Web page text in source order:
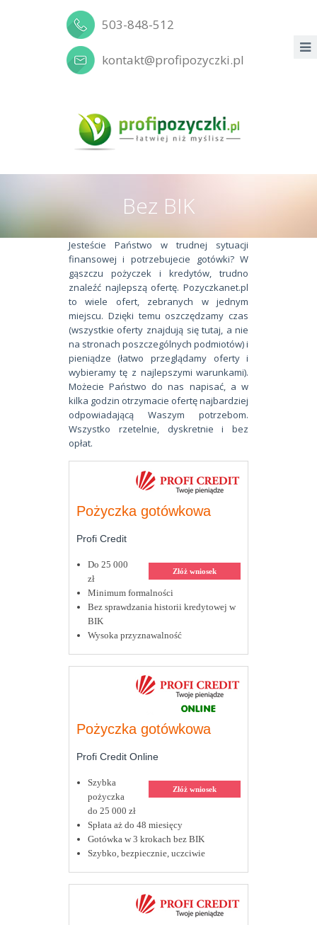
503-848-512
kontakt@profipozyczki.pl
Bez BIK
Jesteście Państwo w trudnej sytuacji
finansowej i potrzebujecie gotówki? W
gąszczu pożyczek i kredytów, trudno
znaleźć najlepszą ofertę. Pozyczkanet.pl
to wiele ofert, zebranych w jednym
miejscu. Dzięki temu oszczędzamy czas
(wszystkie oferty znajdują się tutaj, a nie
na stronach poszczególnych podmiotów) i
pieniądze (łatwo przeglądamy oferty i
wybieramy tę z najlepszymi warunkami).
Możecie Państwo do nas napisać, a w
kilka godzin otrzymacie ofertę najbardziej
odpowiadającą Waszym potrzebom.
Wszystko rzetelnie, dyskretnie i bez
opłat.
Pożyczka gotówkowa
Profi Credit
Złóż wniosek
Do 25 000
zł
Minimum formalności
Bez sprawdzania historii kredytowej w
BIK
Wysoka przyznawalność
Pożyczka gotówkowa
Profi Credit Online
Złóż wniosek
Szybka
pożyczka
do 25 000 zł
Spłata aż do 48 miesięcy
Gotówka w 3 krokach bez BIK
Szybko, bezpiecznie, uczciwie